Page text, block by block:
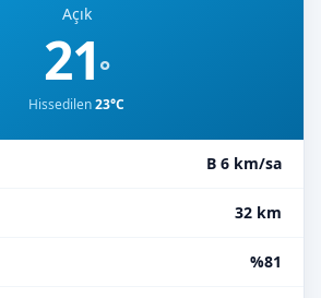
Açık
21°
Hissedilen23°C
B 6 km/sa
32 km
%81